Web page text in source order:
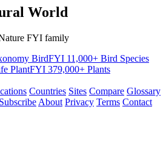
World
FYI family
BirdFYI 11,000+ Bird Species
PlantFYI 379,000+ Plants
Countries Sites Compare Glossary
Subscribe About Privacy Terms Contact